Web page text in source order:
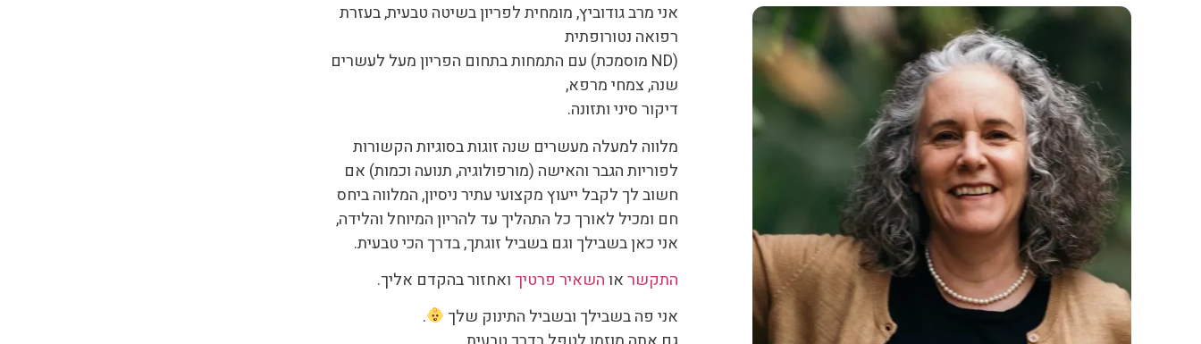
אני מרב גודוביץ, מומחית לפריון בשיטה טבעית, בעזרת
רפואה נטורופתית
(ND מוסמכת) עם התמחות בתחום הפריון מעל לעשרים
שנה, צמחי מרפא,
דיקור סיני ותזונה.
מלווה למעלה מעשרים שנה זוגות בסוגיות הקשורות
לפוריות הגבר והאישה (מורפולוגיה, תנועה וכמות) אם
חשוב לך לקבל ייעוץ מקצועי עתיר ניסיון, המלווה ביחס
חם ומכיל לאורך כל התהליך עד להריון המיוחל והלידה,
אני כאן בשבילך וגם בשביל זוגתך, בדרך הכי טבעית.
התקשראוהשאיר פרטיךואחזור בהקדם אליך.
אני פה בשבילך ובשביל התינוק שלך
.